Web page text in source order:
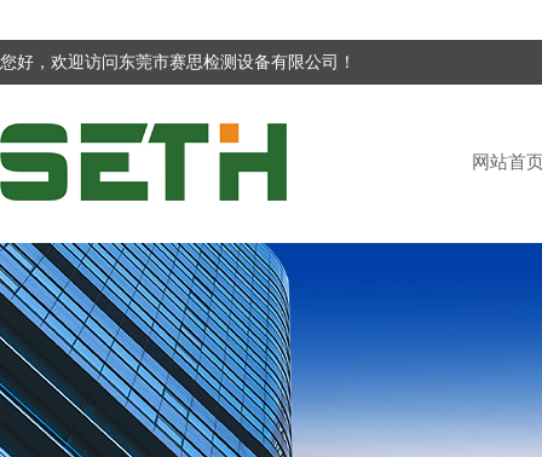
您好，欢迎访问东莞市赛思检测设备有限公司！
网站首